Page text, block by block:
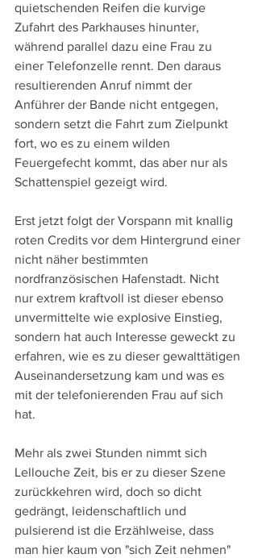
quietschenden Reifen die kurvige
Zufahrt des Parkhauses hinunter,
während parallel dazu eine Frau zu
einer Telefonzelle rennt. Den daraus
resultierenden Anruf nimmt der
Anführer der Bande nicht entgegen,
sondern setzt die Fahrt zum Zielpunkt
fort, wo es zu einem wilden
Feuergefecht kommt, das aber nur als
Schattenspiel gezeigt wird.
Erst jetzt folgt der Vorspann mit knallig
roten Credits vor dem Hintergrund einer
nicht näher bestimmten
nordfranzösischen Hafenstadt. Nicht
nur extrem kraftvoll ist dieser ebenso
unvermittelte wie explosive Einstieg,
sondern hat auch Interesse geweckt zu
erfahren, wie es zu dieser gewalttätigen
Auseinandersetzung kam und was es
mit der telefonierenden Frau auf sich
hat.
Mehr als zwei Stunden nimmt sich
Lellouche Zeit, bis er zu dieser Szene
zurückkehren wird, doch so dicht
gedrängt, leidenschaftlich und
pulsierend ist die Erzählweise, dass
man hier kaum von "sich Zeit nehmen"